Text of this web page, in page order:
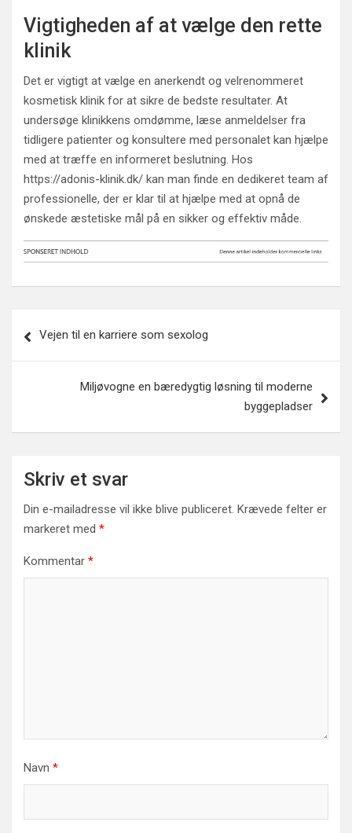
Vigtigheden af at vælge den rette
klinik
Det er vigtigt at vælge en anerkendt og velrenommeret
kosmetisk klinik for at sikre de bedste resultater. At
undersøge klinikkens omdømme, læse anmeldelser fra
tidligere patienter og konsultere med personalet kan hjælpe
med at træffe en informeret beslutning. Hos
https://adonis-klinik.dk/ kan man finde en dedikeret team af
professionelle, der er klar til at hjælpe med at opnå de
ønskede æstetiske mål på en sikker og effektiv måde.
Vejen til en karriere som sexolog
Miljøvogne en bæredygtig løsning til moderne
byggepladser
Skriv et svar
Din e-mailadresse vil ikke blive publiceret. Krævede felter er
markeret med *
Kommentar *
Navn *